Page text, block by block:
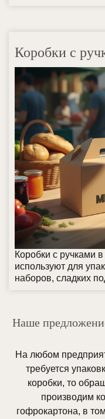
Коробки с
Коробки с ручками
используют для
наборов, сладких
Наше
На любом
требуется
коробки, то
производим
гофрокартона, в